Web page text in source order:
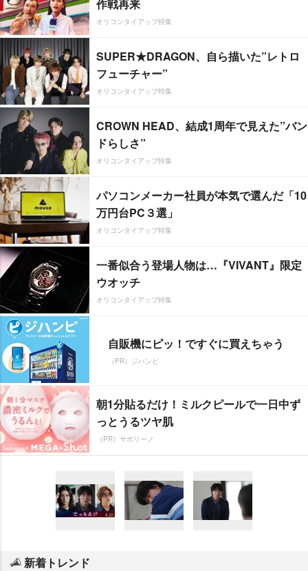
作戦再来
オリコンタイアップ特集
SUPER★DRAGON、自ら描いた”レトロ
フューチャー”
オリコンタイアップ特集
CROWN HEAD、結成1周年で見えた”バン
ドらしさ”
オリコンタイアップ特集
パソコンメーカー社員が本気で選んだ「10
万円台PC３選」
オリコンタイアップ特集
一番似合う登場人物は…『VIVANT』限定
ウオッチ
オリコンタイアップ特集
自販機にピッ！ですぐに買えちゃう
（PR）ジハンピ
朝1分貼るだけ！ミルクピールで一日中ず
っとうるツヤ肌
（PR）サボリーノ
新着トレンド